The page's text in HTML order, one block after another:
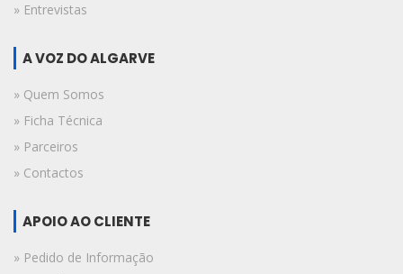
» Entrevistas
A VOZ DO ALGARVE
» Quem Somos
» Ficha Técnica
» Parceiros
» Contactos
APOIO AO CLIENTE
» Pedido de Informação